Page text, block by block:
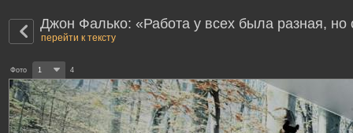
Джон Фалько: «Работа у всех была разная, но
перейти к тексту
Фото 1 4